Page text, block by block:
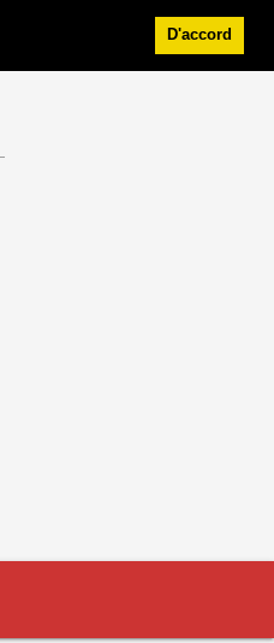
D'accord